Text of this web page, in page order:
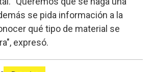
se pida información a la
qué tipo de material se
expresó.